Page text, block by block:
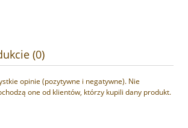
(0)
opinie (pozytywne i negatywne). Nie
one od klientów, którzy kupili dany produkt.